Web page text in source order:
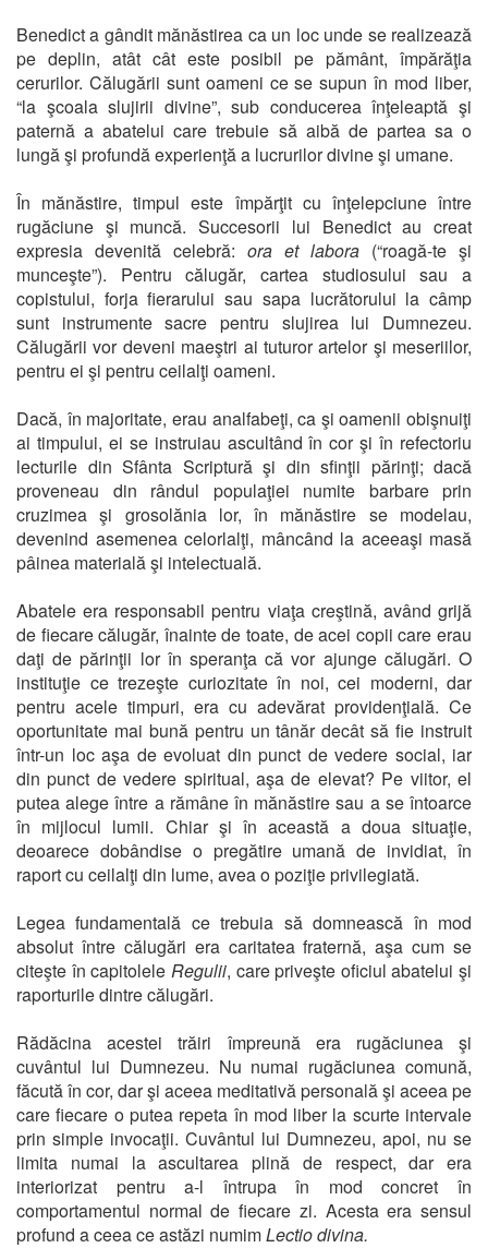
Benedict a gândit mănăstirea ca un loc unde se realizează
pe deplin, atât cât este posibil pe pământ, împărăţia
cerurilor. Călugării sunt oameni ce se supun în mod liber,
“la şcoala slujirii divine”, sub conducerea înţeleaptă şi
paternă a abatelui care trebuie să aibă de partea sa o
lungă şi profundă experienţă a lucrurilor divine şi umane.
În mănăstire, timpul este împărţit cu înţelepciune între
rugăciune şi muncă. Succesorii lui Benedict au creat
expresia devenită celebră: ora et labora (“roagă-te şi
munceşte”). Pentru călugăr, cartea studiosului sau a
copistului, forja fierarului sau sapa lucrătorului la câmp
sunt instrumente sacre pentru slujirea lui Dumnezeu.
Călugării vor deveni maeştri ai tuturor artelor şi meseriilor,
pentru ei şi pentru ceilalţi oameni.
Dacă, în majoritate, erau analfabeţi, ca şi oamenii obişnuiţi
ai timpului, ei se instruiau ascultând în cor şi în refectoriu
lecturile din Sfânta Scriptură şi din sfinţii părinţi; dacă
proveneau din rândul populaţiei numite barbare prin
cruzimea şi grosolănia lor, în mănăstire se modelau,
devenind asemenea celorlalţi, mâncând la aceeaşi masă
pâinea materială şi intelectuală.
Abatele era responsabil pentru viaţa creştină, având grijă
de fiecare călugăr, înainte de toate, de acei copii care erau
daţi de părinţii lor în speranţa că vor ajunge călugări. O
instituţie ce trezeşte curiozitate în noi, cei moderni, dar
pentru acele timpuri, era cu adevărat providenţială. Ce
oportunitate mai bună pentru un tânăr decât să fie instruit
într-un loc aşa de evoluat din punct de vedere social, iar
din punct de vedere spiritual, aşa de elevat? Pe viitor, el
putea alege între a rămâne în mănăstire sau a se întoarce
în mijlocul lumii. Chiar şi în această a doua situaţie,
deoarece dobândise o pregătire umană de invidiat, în
raport cu ceilalţi din lume, avea o poziţie privilegiată.
Legea fundamentală ce trebuia să domnească în mod
absolut între călugări era caritatea fraternă, aşa cum se
citeşte în capitolele Regulii, care priveşte oficiul abatelui şi
raporturile dintre călugări.
Rădăcina acestei trăiri împreună era rugăciunea şi
cuvântul lui Dumnezeu. Nu numai rugăciunea comună,
făcută în cor, dar şi aceea meditativă personală şi aceea pe
care fiecare o putea repeta în mod liber la scurte intervale
prin simple invocaţii. Cuvântul lui Dumnezeu, apoi, nu se
limita numai la ascultarea plină de respect, dar era
interiorizat pentru a-l întrupa în mod concret în
comportamentul normal de fiecare zi. Acesta era sensul
profund a ceea ce astăzi numimLectio divina.